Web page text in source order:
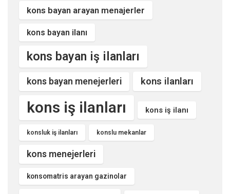
kons bayan arayan menajerler
kons bayan ilanı
kons bayan iş ilanları
kons bayan menejerleri kons ilanları
kons iş ilanları kons iş ilanı
konsluk iş ilanları konslu mekanlar
kons menejerleri
konsomatris arayan gazinolar